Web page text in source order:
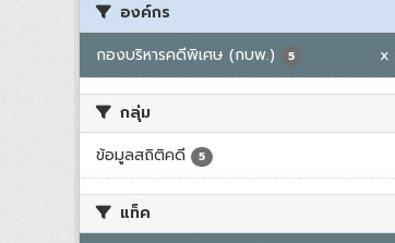
องค์กร
กองบริหารคดีพิเศษ (กบพ.)
5 x
กลุ่ม
ข้อมูลสถิติคดี
5
แท็ค